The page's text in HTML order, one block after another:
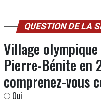
QUESTION DE LA
Village
Pierre-Bénite en
comprenez-vous
Oui